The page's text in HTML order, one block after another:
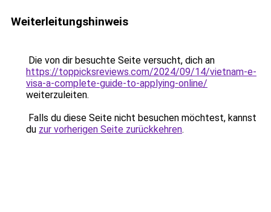
Weiterleitungshinweis
Die von dir besuchte Seite versucht, dich an
https://toppicksreviews.com/2024/09/14/vietnam-e-
visa-a-complete-guide-to-applying-online/
weiterzuleiten.
Falls du diese Seite nicht besuchen möchtest, kannst
du zur vorherigen Seite zurückkehren.